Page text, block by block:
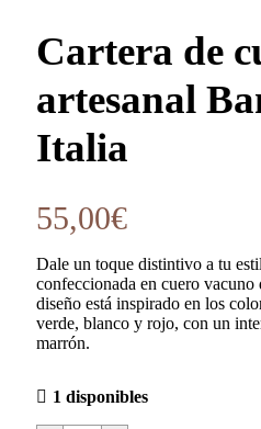
Cartera de
artesanal
Italia
55,00€
Dale un toque distintivo a tu
confeccionada en cuero vacuno
diseño está inspirado en los
verde, blanco y rojo, con un
marrón.
1 disponibles